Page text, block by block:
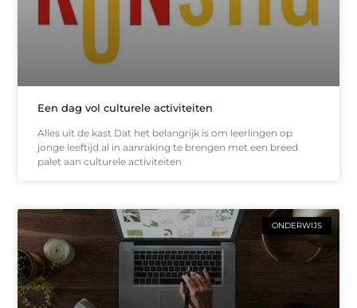
Een dag vol culturele activiteiten
Alles uit de kast Dat het belangrijk is om leerlingen op
jonge leeftijd al in aanraking te brengen met een breed
palet aan culturele activiteiten
ONDERWIJS